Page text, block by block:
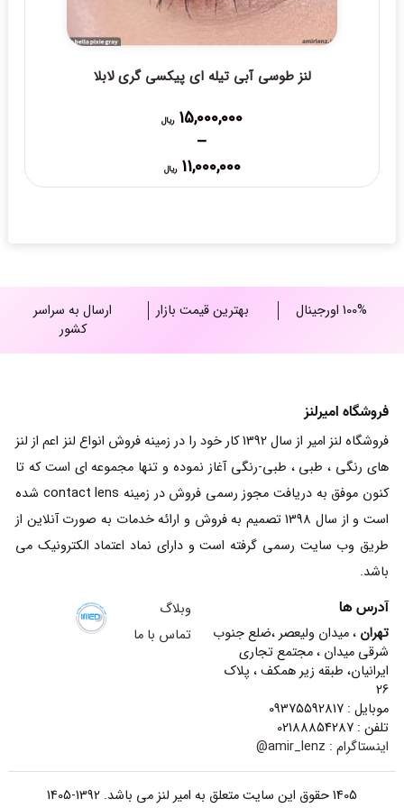
لنز طوسی آبی تیله ای پیکسی گری لابلا
15,000,000 ریال
–
11,000,000 ریال
Price
range:
100% اورجینال بهترین قیمت بازار
ارسال به سراسر
کشور
فروشگاه امیرلنز
فروشگاه لنز امیر از سال 1392 کار خود را در زمینه فروش انواع لنز اعم از لنز
های رنگی ، طبی ، طبی-رنگی آغاز نموده و تنها مجموعه ای است که تا
کنون موفق به دریافت مجوز رسمی فروش در زمینه contact lens شده
است و از سال 1398 تصمیم به فروش و ارائه خدمات به صورت آنلاین از
طریق وب سایت رسمی گرفته است و دارای نماد اعتماد الکترونیک می
باشد.
آدرس ها
تهران ، میدان ولیعصر ،ضلع جنوب
شرقی میدان ، مجتمع تجاری
ایرانیان، طبقه زیر همکف ، پلاک
26
موبایل : 09375592817
تلفن : 02188854287
اینستاگرام : amir_lenz@
وبلاگ
تماس با ما
1405 حقوق این سایت متعلق به امیر لنز می باشد. 1392-1405